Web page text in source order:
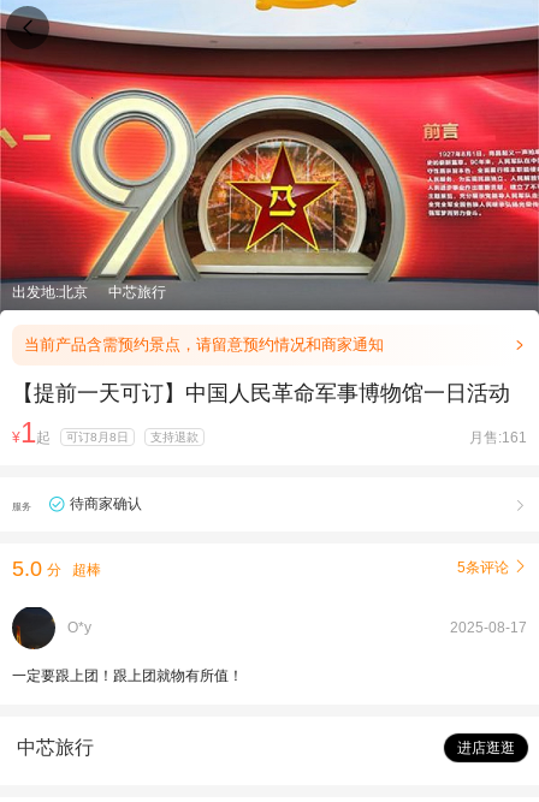
出发地:北京 中芯旅行
当前产品含需预约景点，请留意预约情况和商家通知 
【提前一天可订】中国人民革命军事博物馆一日活动
¥1起 可订8月8日 支持退款 月售:161
服务 待商家确认 
5.0 分 超棒 5条评论 
O*y 2025-08-17
一定要跟上团！跟上团就物有所值！
中芯旅行 进店逛逛
